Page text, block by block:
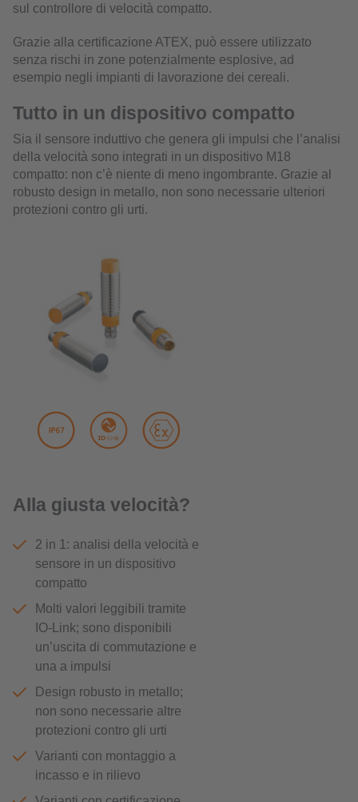
sul controllore di velocità compatto.
Grazie alla certificazione ATEX, può essere utilizzato
senza rischi in zone potenzialmente esplosive, ad
esempio negli impianti di lavorazione dei cereali.
Tutto in un dispositivo compatto
Sia il sensore induttivo che genera gli impulsi che l’analisi
della velocità sono integrati in un dispositivo M18
compatto: non c’è niente di meno ingombrante. Grazie al
robusto design in metallo, non sono necessarie ulteriori
protezioni contro gli urti.
Alla giusta velocità?
2 in 1: analisi della velocità e
sensore in un dispositivo
compatto
Molti valori leggibili tramite
IO-Link; sono disponibili
un’uscita di commutazione e
una a impulsi
Design robusto in metallo;
non sono necessarie altre
protezioni contro gli urti
Varianti con montaggio a
incasso e in rilievo